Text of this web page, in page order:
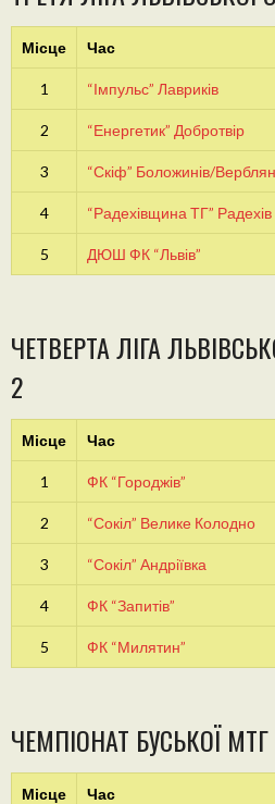
Місце Час
1 “Імпульс” Лавриків
2 “Енергетик” Добротвір
3 “Скіф” Боложинів/
4 “Радехівщина ТГ” Радехів
5 ДЮШ ФК “Львів”
ЧЕТВЕРТА ЛІГА
2
Місце Час
1 ФК “Городжів”
2 “Сокіл” Велике Колодно
3 “Сокіл” Андріївка
4 ФК “Запитів”
5 ФК “Милятин”
ЧЕМПІОНАТ БУСЬКОЇ МТГ
Місце Час